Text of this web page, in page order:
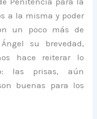
a la misma y poder
un poco más de
su brevedad,
hace reiterar lo
las prisas, aún
buenas para los